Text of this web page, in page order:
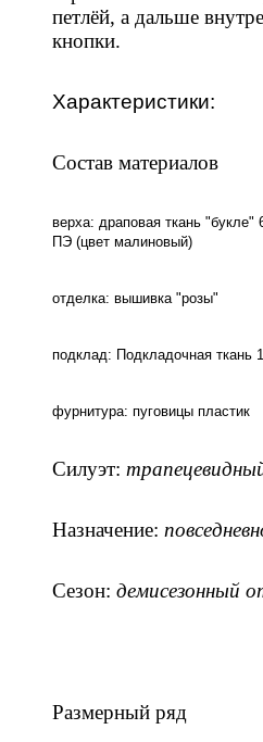
петлёй, а дальше
кнопки.
Характеристики:
Состав материалов
верха: драповая ткань
ПЭ (цвет малиновый)
отделка: вышивка "розы"
подклад: Подкладочная ткань
фурнитура: пуговицы пластик
Силуэт:
Назначение:
Сезон: демисезонный
Размерный ряд